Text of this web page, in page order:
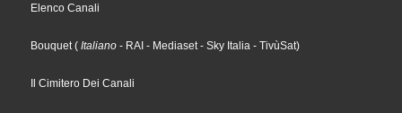
Elenco Canali
Bouquet ( Italiano - RAI - Mediaset - Sky Italia - TivùSat)
Il Cimitero Dei Canali